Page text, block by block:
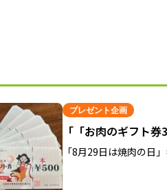
プレゼント企画
「「お肉のギフト券
「8月29日は焼肉の日